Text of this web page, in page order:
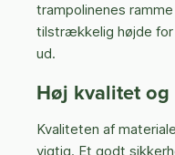
trampolinenes
tilstrækkelig højde for
ud.
Høj kvalitet
Kvaliteten af
vigtig. Et godt